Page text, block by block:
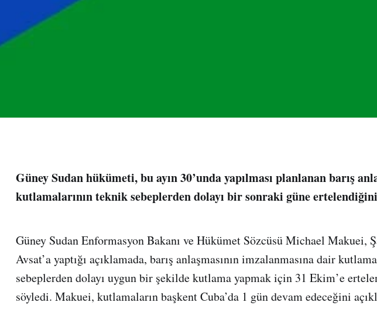
Güney Sudan hükümeti, bu ayın 30’unda yapılması planlanan barış
kutlamalarının teknik sebeplerden dolayı bir sonraki güne ertelendiğini
Güney Sudan Enformasyon Bakanı ve Hükümet Sözcüsü Michael Makuei,
Avsat’a yaptığı açıklamada, barış anlaşmasının imzalanmasına dair
sebeplerden dolayı uygun bir şekilde kutlama yapmak için 31 Ekim’e
söyledi. Makuei, kutlamaların başkent Cuba’da 1 gün devam edeceğini